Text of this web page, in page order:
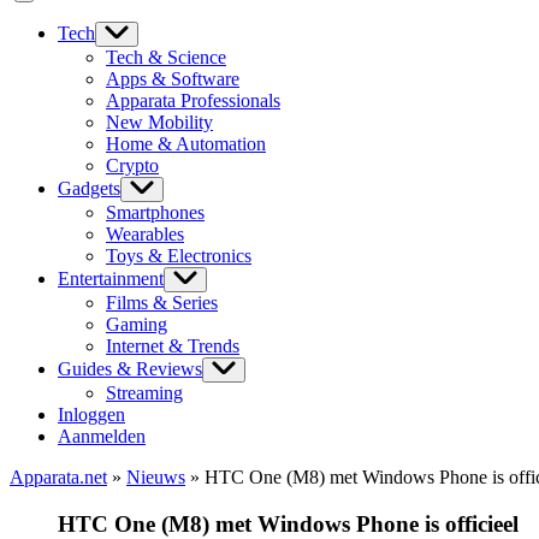
Tech
Tech & Science
Apps & Software
Apparata Professionals
New Mobility
Home & Automation
Crypto
Gadgets
Smartphones
Wearables
Toys & Electronics
Entertainment
Films & Series
Gaming
Internet & Trends
Guides & Reviews
Streaming
Inloggen
Aanmelden
Apparata.net » Nieuws » HTC One (M8) met Windows Phone is
HTC One (M8) met Windows Phone is officieel